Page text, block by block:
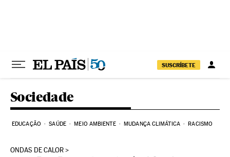
SUSCRÍBETE
Sociedade
EDUCAÇÃO SAÚDE MEIO AMBIENTE MUDANÇA CLIMÁTICA RACISMO
ONDAS DE CALOR